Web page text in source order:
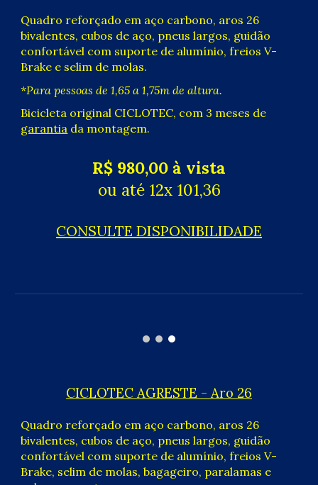
Quadro reforçado em aço carbono, aros 26
bivalentes, cubos de aço, pneuslargos, guidão
confortável com suporte de alumínio, freios V-
Brake e selim de molas.
*Para pessoas de 1,65 a 1,75m de altura.
Bicicleta original CICLOTEC, com 3 meses de
garantia da montagem.
R$ 980,00 à vista
ou até 12x 101,36
CONSULTE DISPONIBILIDADE
CICLOTEC AGRESTE - Aro 26
Quadro reforçado em aço carbono, aros 26
bivalentes, cubos de aço, pneuslargos, guidão
confortável com suporte de alumínio, freios V-
Brake, selim de molas, bagageiro, paralamas e